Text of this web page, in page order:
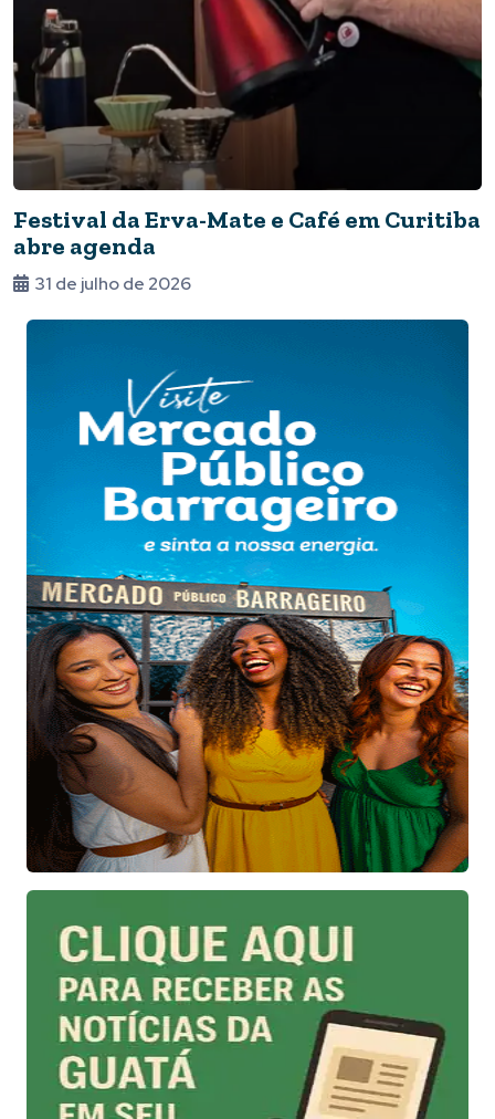
Festival da Erva-Mate e Café em Curitiba
abre agenda
31 de julho de 2026